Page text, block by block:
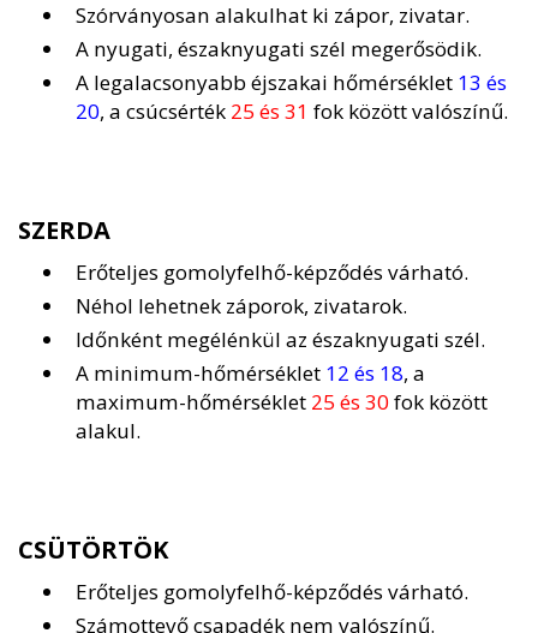
Szórványosan alakulhat ki zápor, zivatar.
A nyugati, északnyugati szél megerősödik.
A legalacsonyabb éjszakai hőmérséklet 13 és
20, a csúcsérték 25 és 31 fok között valószínű.
SZERDA
Erőteljes gomolyfelhő-képződés várható.
Néhol lehetnek záporok, zivatarok.
Időnként megélénkül az északnyugati szél.
A minimum-hőmérséklet 12 és 18, a
maximum-hőmérséklet 25 és 30fok között
alakul.
CSÜTÖRTÖK
Erőteljes gomolyfelhő-képződés várható.
Számottevő csapadék nem valószínű.